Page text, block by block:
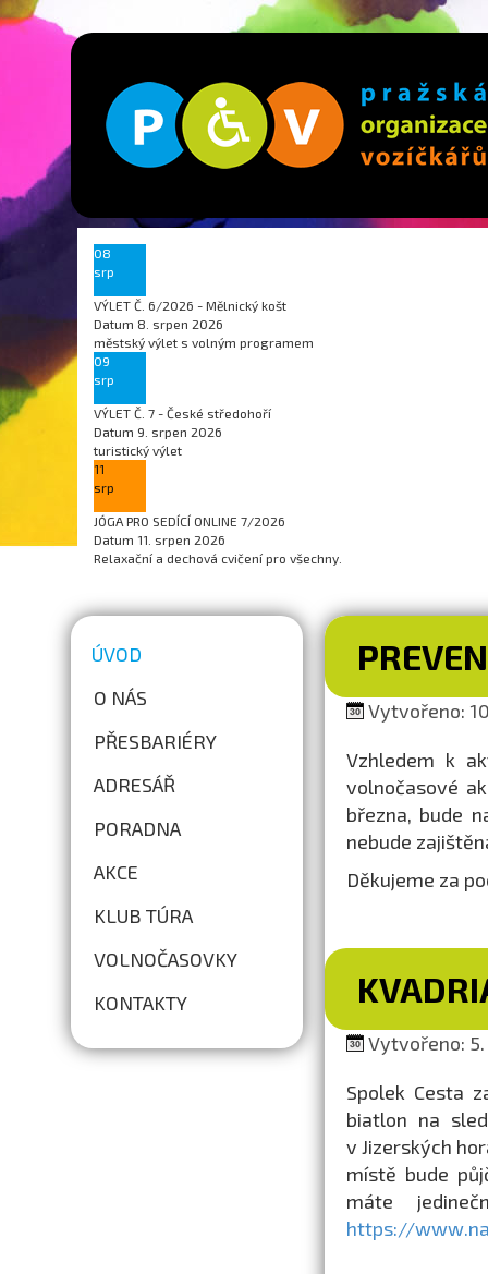
08
srp
VÝLET Č. 6/2026 - Mělnický košt
Datum 8. srpen 2026
městský výlet s volným programem
09
srp
VÝLET Č. 7 - České středohoří
Datum 9. srpen 2026
turistický výlet
11
srp
JÓGA PRO SEDÍCÍ ONLINE 7/2026
Datum 11. srpen 2026
Relaxační a dechová cvičení pro všechny.
ÚVOD
O NÁS
PŘESBARIÉRY
ADRESÁŘ
PORADNA
AKCE
KLUB TÚRA
VOLNOČASOVKY
KONTAKTY
Vytvořeno:
Vzhledem k
volnočasové
března, bude
nebude
Děkujeme za
Vytvořeno: 5.
Spolek Cesta
biatlon na
v Jizerských
místě bude
máte
https://